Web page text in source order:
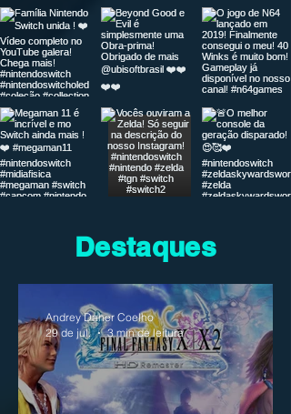
Destaques
Andrey Daher Coelho
29 de jul.
3 min de leitura